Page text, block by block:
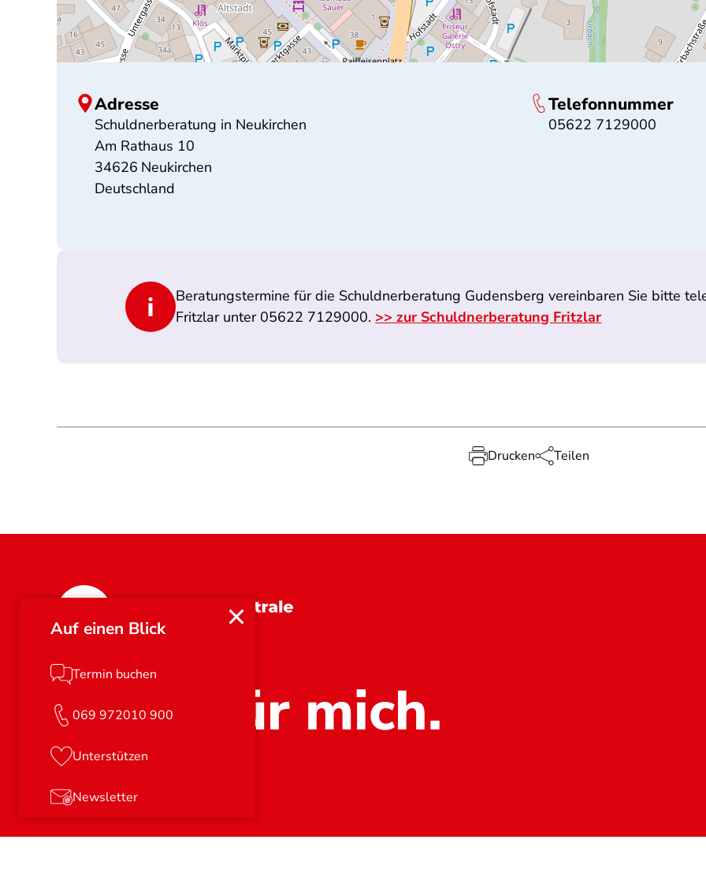
Auf einen Blick
Termin buchen
069 972010 900
Unterstützen
Newsletter
Adresse
Schuldnerberatung in Neukirchen
Am Rathaus 10
34626 Neukirchen
Deutschland
Telefonnummer
05622 7129000
Beratungstermine für die Schuldnerberatung Gudensberg vereinbaren Sie bitte
Fritzlar unter 05622 7129000. >> zur Schuldnerberatung Fritzlar
Drucken Teilen
Hessen
Stark für mich.